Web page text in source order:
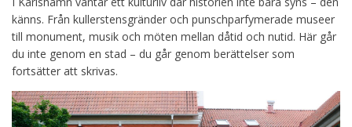
känns. Från kullerstensgränder och punschparfymerade museer
till monument, musik och möten mellan dåtid och nutid. Här går
du inte genom en stad – du går genom berättelser som
fortsätter att skrivas.